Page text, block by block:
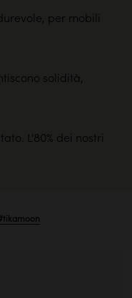
per mobili
solidità,
L'80% dei nostri